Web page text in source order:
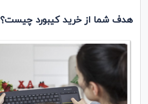
هدف شما از خرید کیبورد چیست؟